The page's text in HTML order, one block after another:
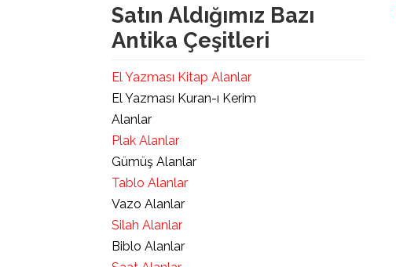
Satın Aldığımız Bazı
Antika Çeşitleri
El Yazması Kitap Alanlar
El Yazması Kuran-ı Kerim
Alanlar
Plak Alanlar
Gümüş Alanlar
Tablo Alanlar
Vazo Alanlar
Silah Alanlar
Biblo Alanlar